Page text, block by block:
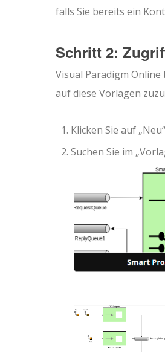
falls Sie bereits ein
Schritt 2:
Visual Paradigm
auf diese Vorlagen
Klicken Sie auf
Suchen Sie im